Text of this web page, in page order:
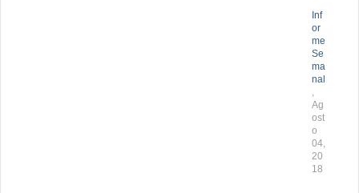
Inf
or
me
Se
ma
nal
Ag
ost
o
04,
20
18